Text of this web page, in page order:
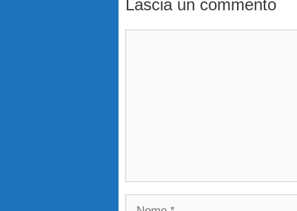
Lascia un commento
Nome